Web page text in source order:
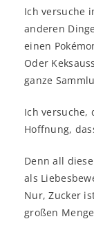
Ich versuche
anderen
einen
Oder
ganze
Ich versuche,
Hoffnung,
Denn all
als
Nur, Zucker
großen